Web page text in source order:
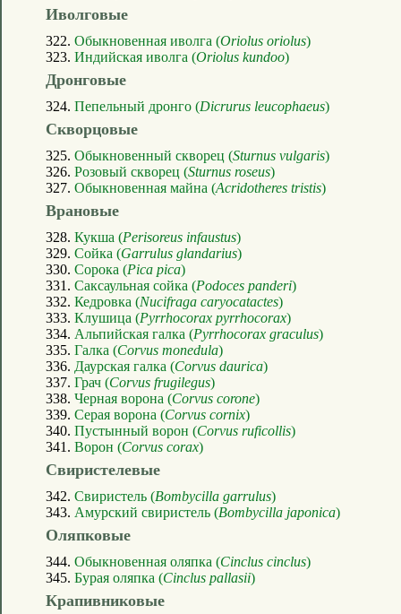
Иволговые
322. Обыкновенная иволга (Oriolus oriolus)
323. Индийская иволга (Oriolus kundoo)
Дронговые
324. Пепельный дронго (Dicrurus leucophaeus)
Скворцовые
325. Обыкновенный скворец (Sturnus vulgaris)
326. Розовый скворец (Sturnus roseus)
327. Обыкновенная майна (Acridotheres tristis)
Врановые
328. Кукша (Perisoreus infaustus)
329. Сойка (Garrulus glandarius)
330. Сорока (Pica pica)
331. Саксаульная сойка (Podoces panderi)
332. Кедровка (Nucifraga caryocatactes)
333. Клушица (Pyrrhocorax pyrrhocorax)
334. Альпийская галка (Pyrrhocorax graculus)
335. Галка (Corvus monedula)
336. Даурская галка (Corvus daurica)
337. Грач (Corvus frugilegus)
338. Черная ворона (Corvus corone)
339. Серая ворона (Corvus cornix)
340. Пустынный ворон (Corvus ruficollis)
341. Ворон (Corvus corax)
Свиристелевые
342. Свиристель (Bombycilla garrulus)
343. Амурский свиристель (Bombycilla japonica)
Оляпковые
344. Обыкновенная оляпка (Cinclus cinclus)
345. Бурая оляпка (Cinclus pallasii)
Крапивниковые